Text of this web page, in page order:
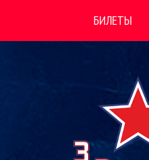
БИЛЕТЫ